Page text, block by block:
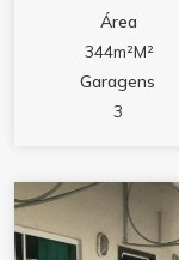
Área
344m²M²
Garagens
3